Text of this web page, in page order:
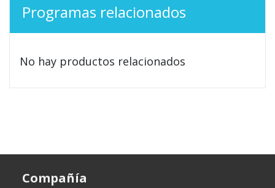
Programas relacionados
No hay productos relacionados
Compañía